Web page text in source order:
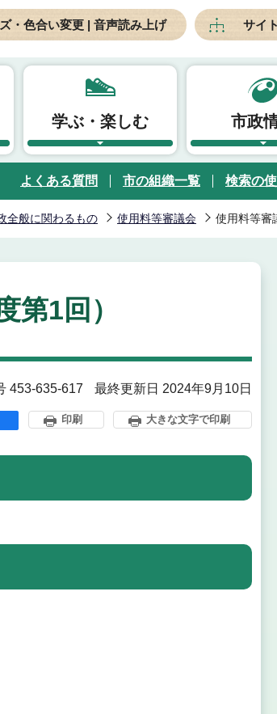
・色合い変更 | 音声読み上げ サイ
学ぶ・楽しむ 市政
よくある質問 市の組織一覧 検索の
全般に関わるもの 使用料等審議会 使用料等審
第1回）
453-635-617 最終更新日 2024年9月10日
印刷 大きな文字で印刷